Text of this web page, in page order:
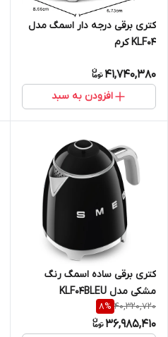
کتری برقی درجه دار اسمگ مدل
KLF04 کرم
41,740,380
افزودن به سبد
کتری برقی ساده اسمگ رنگ
مشکی مدل KLF04BLEU
40,320,720
8%
36,985,410